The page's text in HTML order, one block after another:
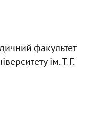
факультет
ім. Т. Г.